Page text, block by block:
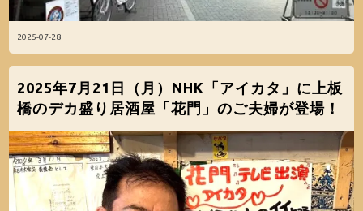
2025-07-28
2025年7月21日（月）NHK「アイカタ」に上板
橋のデカ盛り居酒屋「花門」のご夫婦が登場！